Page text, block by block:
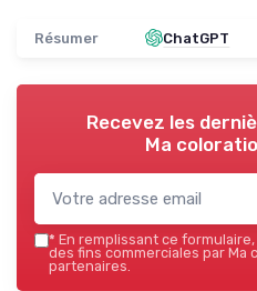
Résumer ChatGPT
Recevez les
Ma
* En remplissant ce formulaire,
des fins commerciales par Ma
partenaires.